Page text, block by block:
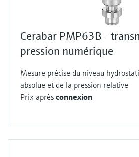
Cerabar PMP63B -
pression numérique
Mesure précise du niveau
absolue et de la pression relative
Prix après connexion